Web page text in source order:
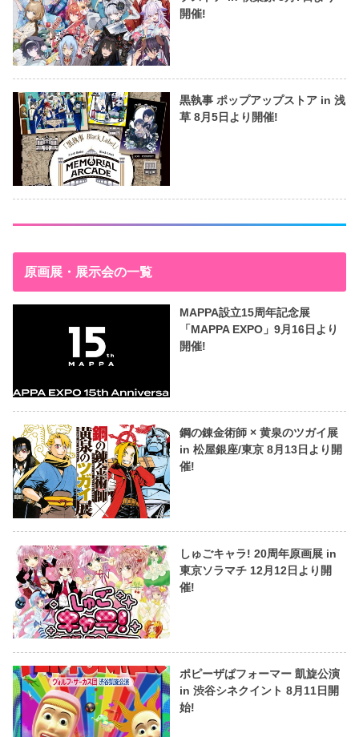
開催!
黒執事 ポップアップストア in 浅
草 8月5日より開催!
原画展・展示会の一覧
MAPPA設立15周年記念展
「MAPPA EXPO」9月16日より
開催!
鋼の錬金術師 × 黄泉のツガイ展
in 松屋銀座/東京 8月13日より開
催!
しゅごキャラ! 20周年原画展 in
東京ソラマチ 12月12日より開
催!
ポピーザぱフォーマー 凱旋公演
in 渋谷シネクイント 8月11日開
始!